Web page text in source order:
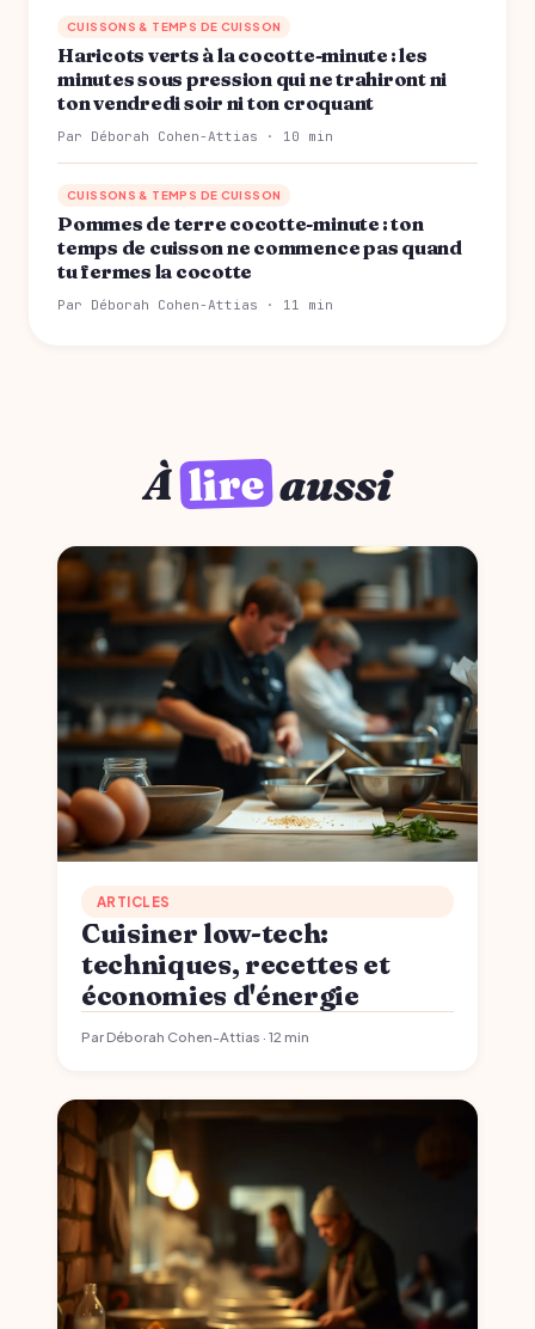
CUISSONS & TEMPS DE CUISSON
Haricots verts à la cocotte-minute : les
minutes sous pression qui ne trahiront ni
ton vendredi soir ni ton croquant
Par Déborah Cohen-Attias · 10 min
CUISSONS & TEMPS DE CUISSON
Pommes de terre cocotte-minute : ton
temps de cuisson ne commence pas quand
tu fermes la cocotte
Par Déborah Cohen-Attias · 11 min
Àlireaussi
ARTICLES
Cuisiner low-tech:
techniques, recettes et
économies d'énergie
Par Déborah Cohen-Attias · 12 min